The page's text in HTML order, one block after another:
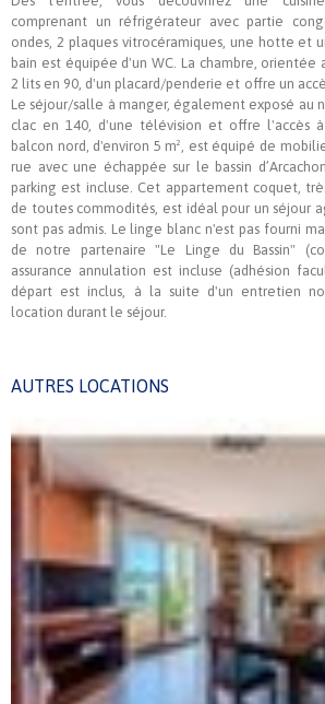
comprenant un réfrigérateur avec partie
ondes, 2 plaques vitrocéramiques, une hotte et
bain est équipée d'un WC. La chambre, orientée
2 lits en 90, d'un placard/penderie et offre un
Le séjour/salle à manger, également exposé au
clac en 140, d'une télévision et offre l'accès
balcon nord, d'environ 5 m², est équipé de
rue avec une échappée sur le bassin
parking est incluse. Cet appartement coquet,
de toutes commodités, est idéal pour un séjour
sont pas admis. Le linge blanc n'est pas fourni
de notre partenaire "Le Linge du Bassin"
assurance annulation est incluse (adhésion
départ est inclus, à la suite d'un entretien
location durant le séjour.
AUTRES LOCATIONS